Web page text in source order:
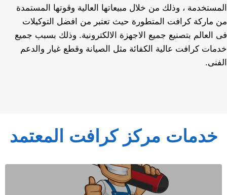
المستخدمة ، وذلك من خلال مبيعاتها العالية وقوتها المستمدة
من ماركة كرافت المتطورة حيث تعتبر من افضل التوكيلات
فى العالم بتصنيع جميع الاجهزة الالكترونية. وذلك بسبب جميع
خدمات كرافت عالية الكفائة مثل الصيانة وقطع غيار والدعم
الفنى.
خدمات مركز كرافت المعتمد